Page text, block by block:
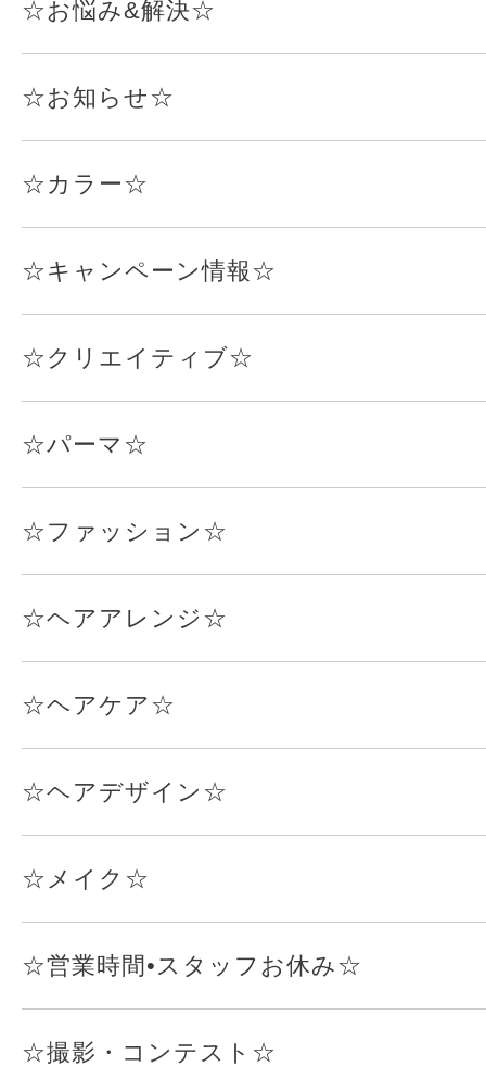
☆お悩み&解決☆
☆お知らせ☆
☆カラー☆
☆キャンペーン情報☆
☆クリエイティブ☆
☆パーマ☆
☆ファッション☆
☆ヘアアレンジ☆
☆ヘアケア☆
☆ヘアデザイン☆
☆メイク☆
☆営業時間•スタッフお休み☆
☆撮影・コンテスト☆